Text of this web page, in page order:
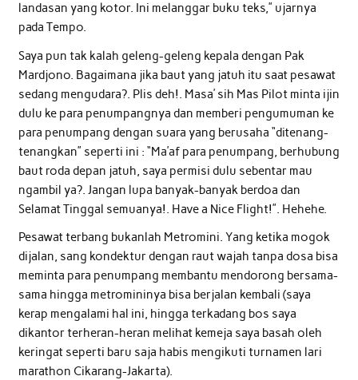
landasan yang kotor. Ini melanggar buku teks,” ujarnya
pada Tempo.
Saya pun tak kalah geleng-geleng kepala dengan Pak
Mardjono. Bagaimana jika baut yang jatuh itu saat pesawat
sedang mengudara?. Plis deh!. Masa’ sih Mas Pilot minta ijin
dulu ke para penumpangnya dan memberi pengumuman ke
para penumpang dengan suara yang berusaha “ditenang-
tenangkan” seperti ini : “Ma’af para penumpang, berhubung
baut roda depan jatuh, saya permisi dulu sebentar mau
ngambil ya?. Jangan lupa banyak-banyak berdoa dan
Selamat Tinggal semuanya!. Have a Nice Flight!”. Hehehe.
Pesawat terbang bukanlah Metromini. Yang ketika mogok
dijalan, sang kondektur dengan raut wajah tanpa dosa bisa
meminta para penumpang membantu mendorong bersama-
sama hingga metromininya bisa berjalan kembali (saya
kerap mengalami hal ini, hingga terkadang bos saya
dikantor terheran-heran melihat kemeja saya basah oleh
keringat seperti baru saja habis mengikuti turnamen lari
marathon Cikarang-Jakarta).